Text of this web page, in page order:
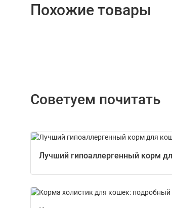
Похожие товары
Советуем почитать
Лучший гипоаллергенный корм